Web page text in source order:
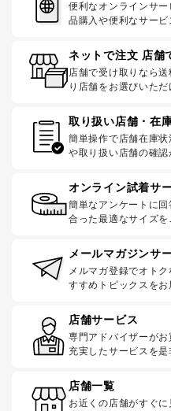
便利なオンラインサ
品購入や便利なサービ
ネットで注文 店舗
店舗で受け取りなら
り店舗をお選びいただ
取り扱い店舗・在
簡単操作で店舗在庫
や取り扱い店舗の確認
オンライン試着サ
簡単なアンケートに
合った最適なサイズを
メールマガジンサ
メルマガ登録でオト
すすめトピックスをお
店舗サービス
専門アドバイザーがお
充実したサービスを是
店舗一覧
お近くの店舗がすぐに